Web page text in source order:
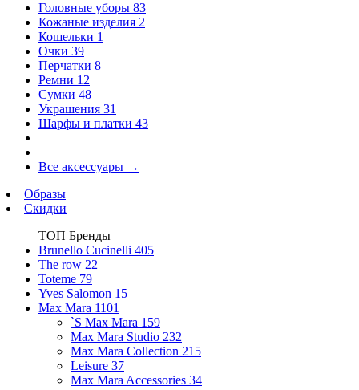
Головные уборы 83
Кожаные изделия 2
Кошельки 1
Очки 39
Перчатки 8
Ремни 12
Сумки 48
Украшения 31
Шарфы и платки 43
Все аксессуары →
Образы
Скидки
ТОП Бренды
Brunello Cucinelli 405
The row 22
Toteme 79
Yves Salomon 15
Max Mara 1101
`S Max Mara 159
Max Mara Studio 232
Max Mara Collection 215
Leisure 37
Max Mara Accessories 34